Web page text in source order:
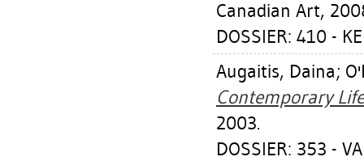
Canadian Art,
DOSSIER: 410 -
Augaitis, Daina;
Contemporary
2003.
DOSSIER: 353 -